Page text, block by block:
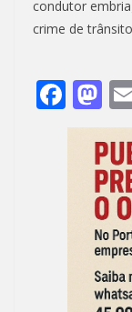
condutor
crime de
F
ac
M
as
to
d
o
n